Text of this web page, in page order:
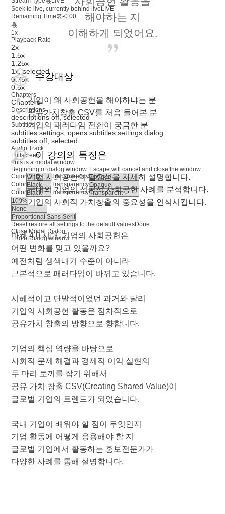
Seek to live, currently behind liveLIVE
Remaining Time혻-0:00
혻
1x
Playback Rate
2x
1.5x
1.25x
1x, selected
0.75x
0.5x
Chapters
Chapters
Descriptions
descriptions off , selected
Subtitles
subtitles settings , opens subtitles settings dialog
subtitles off , selected
Audio Track
Fullscreen
This is a modal window.
Beginning of dialog window. Escape will cancel and close the window.
Color
Transparency
Color
Transparency
Color
Transparency
Reset restore all settings to the default valuesDone
Close Modal Dialog
End of dialog window.
해야하는 지
이해하게 되었어요.
수강대상
기업이 왜 사회공헌을 해야하냐는 분
공유가치창출 CSV를 처음 들어본 분
기업의 패러다임 전환이 궁금한 분
이 강의의 특징은
기업 사회공헌의 필요성을 자세히 설명합니다.
국내외 기업의 성공적 사회공헌 사례를 분석합니다.
기업의 사회적 가치창출의 중요성을 인식시킵니다.
마켓 4.0 시대, 기업의 사회공헌은
어떤 변화를 맞고 있을까요?
예전처럼 생색내기 수준이 아니라
근본적으로 패러다임이 바뀌고 있습니다.
시혜적이고 단발적이었던 과거와 달리
기업의 사회공헌 활동은 점차적으로
공유가치 창출의 방향으로 향합니다.
기업의 핵심 역량을 바탕으로
사회적 문제 해결과 경제적 이익 실현의
두 마리 토끼를 잡기 위해서
공유 가치 창출 CSV(Creating Shared Value)이
글로벌 기업의 트렌드가 되었습니다.
국내 기업이 배워야 할 점이 무엇인지
기업 활동에 어떻게 응용해야 할 지
글로벌 기업에서 활동하는 홍보전문가가
다양한 사례를 통해 설명합니다.